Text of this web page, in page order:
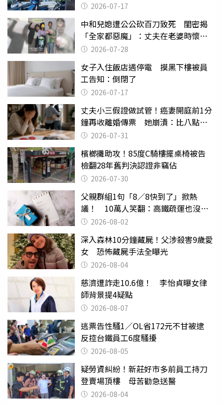
2026-07-17
中和兒媳遭公公砍百刀致死 閨密揭
「全家都惡魔」：丈夫在老婆時懷孕
摔東西
2026-07-28
女子入住飯店遇停電 摸黑下樓被員
工告知：倒閉了
2026-07-17
丈夫小三假證做試管！癌妻開庭前1分
鐘再收離婚傳票 她崩潰：比八點檔
還扯2026-07-31
檳榔攤助攻！85度C騎樓擺桌椅被告
檢翻28年舊判決認證非竊佔
2026-07-30
父親群組1句「8／8快到了」掀熱
議！ 10萬人笑翻：高鐵疏運也沒列
父親節
2026-08-02
深入森林10分鐘藏屍！父涉殺害9歲愛
女 恐怖藏屍手法全曝光
2026-08-04
慈濟遭詐走10.6億！ 李怡貞曝女律
師背景提4疑點
2026-08-07
逃票告性騷1／OL省172元不甘被逮
反控台鐵員工6度騷擾
2026-08-05
疑勞資糾紛！新莊好市多前員工持刀
登賣場頂樓 母苦勸急送醫
2026-08-04